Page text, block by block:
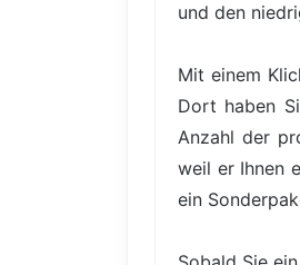
und den
Mit einem
Dort haben
Anzahl der
weil er Ihnen
ein